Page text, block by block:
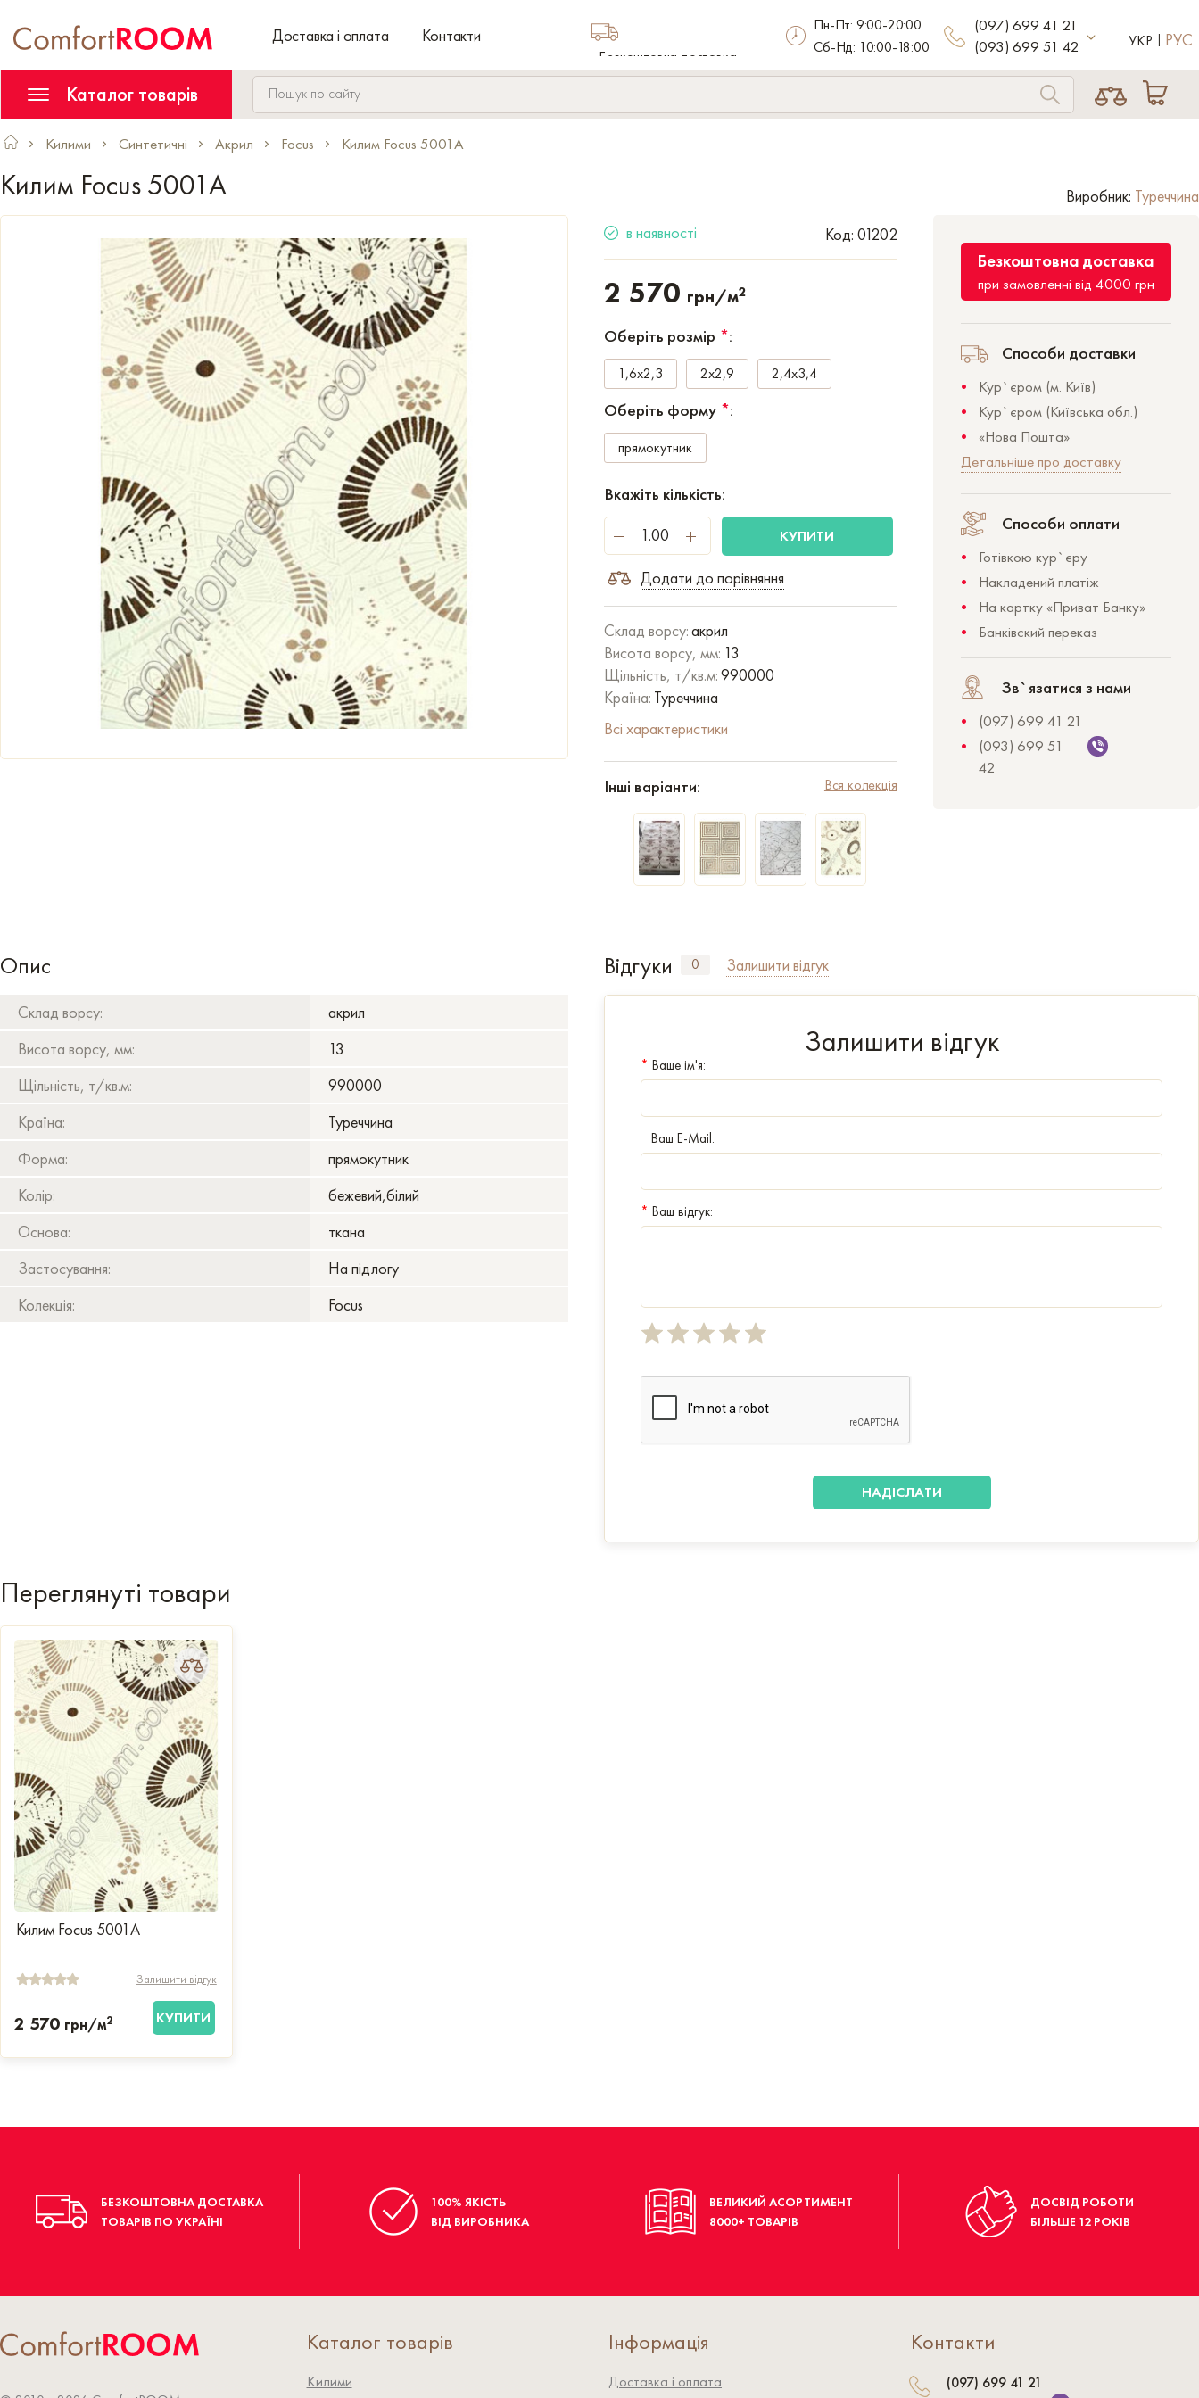
Доставка і оплата Контакти
Безкоштовна доставка
по Україні
Пн-Пт: 9:00-20:00
Сб-Нд: 10:00-18:00
(097) 699 41 21
(093) 699 51 42
УКР РУС
Каталог товарів
Килими Синтетичні Акрил Focus Килим Focus 5001A
Килим Focus 5001A Виробник: Туреччина
в наявності
Код: 01202
2 570 грн/м2
Оберіть розмір *:
1,6x2,3 2x2,9 2,4x3,4
Оберіть форму *:
прямокутник
Вкажіть кількість:
КУПИТИ
Додати до порівняння
Склад ворсу:акрил
Висота ворсу, мм: 13
Щільність, т/кв.м:990000
Країна: Туреччина
Всі характеристики
Інші варіанти: Вся колекція
Безкоштовна доставка
при замовленні від 4000 грн
Способи доставки
Кур`єром (м. Київ)
Кур`єром (Київська обл.)
«Нова Пошта»
Детальніше про доставку
Способи оплати
Готівкою кур`єру
Накладений платіж
На картку «Приват Банку»
Банківский переказ
Зв`язатися з нами
(097) 699 41 21
(093) 699 51
42
Опис
Склад ворсу:
акрил
Висота ворсу, мм:
13
Щільність, т/кв.м:
990000
Країна:
Туреччина
Форма:
прямокутник
Колір:
бежевий,білий
Основа:
ткана
Застосування:
На підлогу
Колекція:
Focus
Відгуки 0 Залишити відгук
Залишити відгук
* Ваше ім'я:
Ваш E-Mail:
* Ваш відгук:
Переглянуті товари
Килим Focus 5001A
Залишити відгук
2 570 грн/м2 КУПИТИ
БЕЗКОШТОВНА ДОСТАВКА
ТОВАРІВ ПО УКРАЇНІ
100% ЯКІСТЬ
ВІД ВИРОБНИКА
ВЕЛИКИЙ АСОРТИМЕНТ
8000+ ТОВАРІВ
ДОСВІД РОБОТИ
БІЛЬШЕ 12 РОКІВ
Каталог товарів
Килими
Інформація
Доставка і оплата
Контакти
(097) 699 41 21